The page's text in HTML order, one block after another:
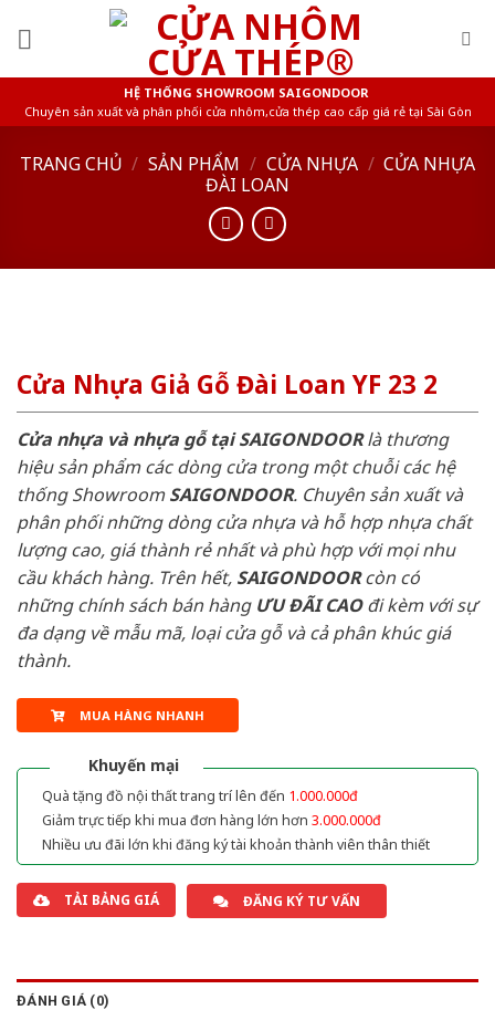
HỆ THỐNG SHOWROOM SAIGONDOOR
Chuyên sản xuất và phân phối cửa nhôm,cửa thép cao cấp giá rẻ tại Sài Gòn
TRANG CHỦ / SẢN PHẨM / CỬA NHỰA / CỬA NHỰA
ĐÀI LOAN
Cửa Nhựa Giả Gỗ Đài Loan YF 23 2
Cửa nhựa và nhựa gỗ tại SAIGONDOORlà thương
hiệu sản phẩm các dòng cửa trong một chuỗi các hệ
thống ShowroomSAIGONDOOR. Chuyên sản xuất và
phân phối những dòng cửa nhựa và hỗ hợp nhựa chất
lượng cao, giá thành rẻ nhất và phù hợp với mọi nhu
cầu khách hàng. Trên hết, SAIGONDOORcòn có
những chính sách bán hàng ƯU ĐÃI CAOđi kèm với sự
đa dạng về mẫu mã, loại cửa gỗ và cả phân khúc giá
thành.
MUA HÀNG NHANH
Khuyến mại
Quà tặng đồ nội thất trang trí lên đến 1.000.000đ
Giảm trực tiếp khi mua đơn hàng lớn hơn 3.000.000đ
Nhiều ưu đãi lớn khi đăng ký tài khoản thành viên thân thiết
TẢI BẢNG GIÁ ĐĂNG KÝ TƯ VẤN
ĐÁNH GIÁ (0)